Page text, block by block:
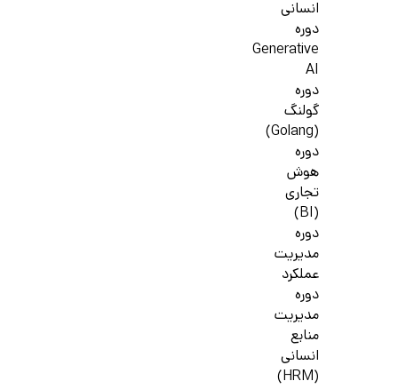
انسانی
دوره
Generative
AI
دوره
گولنگ
(Golang)
دوره
هوش
تجاری
(BI)
دوره
مدیریت
عملکرد
دوره
مدیریت
منابع
انسانی
(HRM)